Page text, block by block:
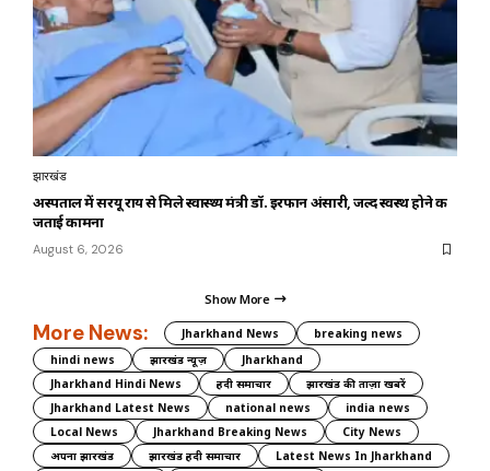
झारखंड
अस्पताल में सरयू राय से मिले स्वास्थ्य मंत्री डॉ. इरफान अंसारी, जल्द स्वस्थ होने की
जताई कामना
August 6, 2026
Show More
More News: Jharkhand News
breaking news
hindi news
झारखंड न्यूज़
Jharkhand
Jharkhand Hindi News
हिंदी समाचार
झारखंड की ताज़ा खबरें
Jharkhand Latest News
national news
india news
Local News
Jharkhand Breaking News
City News
अपना झारखंड
झारखंड हिंदी समाचार
Latest News In Jharkhand